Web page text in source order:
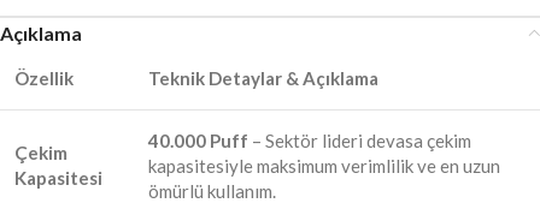
Açıklama
Özellik Teknik Detaylar & Açıklama
Çekim
Kapasitesi
40.000 Puff – Sektör lideri devasa çekim
kapasitesiyle maksimum verimlilik ve en uzun
ömürlü kullanım.